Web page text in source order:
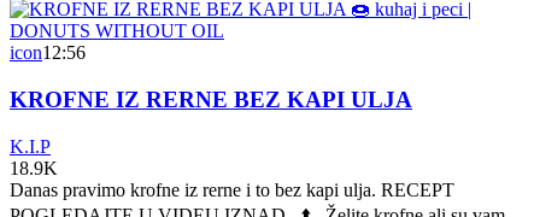
icon12:56
KROFNE IZ RERNE BEZ KAPI ULJA
K.I.P
18.9K
Danas pravimo krofne iz rerne i to bez kapi ulja. RECEPT